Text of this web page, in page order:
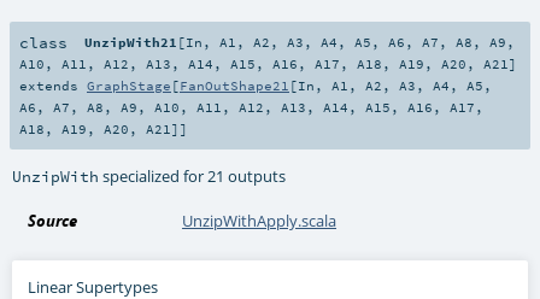
class UnzipWith21 [In , A1 , A2 , A3 , A4 , A5 , A6 , A7 , A8 , A9 ,
A10 , A11 , A12 , A13 , A14 , A15 , A16 , A17 , A18 , A19 , A20 , A21 ]
extends GraphStage [FanOutShape21 [In , A1 , A2 , A3 , A4 , A5 ,
A6 , A7 , A8 , A9 , A10 , A11 , A12 , A13 , A14 , A15 , A16 , A17 ,
A18 , A19 , A20 , A21 ]]
UnzipWith specialized for 21 outputs
Source UnzipWithApply.scala
Linear Supertypes